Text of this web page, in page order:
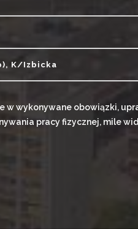
K/Izbicka
w wykonywane obowiązki,
pracy fizycznej, mile